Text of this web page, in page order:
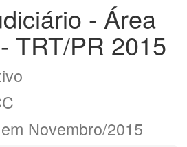
- Área
TRT/PR 2015
Novembro/2015